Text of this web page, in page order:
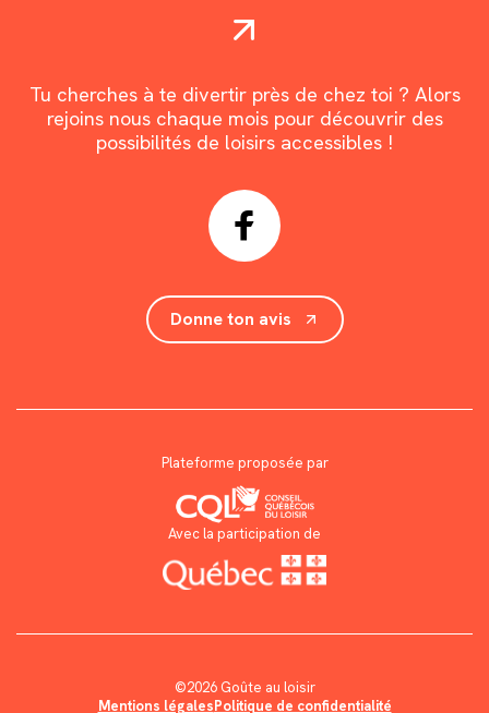
Tu cherches à te divertir près de chez toi ? Alors
rejoins nous chaque mois pour découvrir des
possibilités de loisirs accessibles !
Donne ton avis
Plateforme proposée par
Avec la participation de
©2026 Goûte au loisir
Mentions légalesPolitique de confidentialité